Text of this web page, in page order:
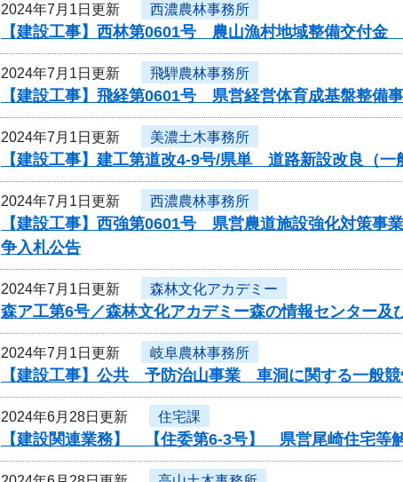
2024年7月1日更新 西濃農林事務所
【建設工事】西林第0601号 農山漁村地域整備交付
2024年7月1日更新 飛騨農林事務所
【建設工事】飛経第0601号 県営経営体育成基盤整
2024年7月1日更新 美濃土木事務所
【建設工事】建工第道改4-9号/県単 道路新設改良
2024年7月1日更新 西濃農林事務所
【建設工事】西強第0601号 県営農道施設強化対策
争入札公告
2024年7月1日更新 森林文化アカデミー
森ア工第6号／森林文化アカデミー森の情報センター
2024年7月1日更新 岐阜農林事務所
【建設工事】公共 予防治山事業 車洞に関する一般競
2024年6月28日更新 住宅課
【建設関連業務】 【住委第6-3号】 県営尾崎住宅等